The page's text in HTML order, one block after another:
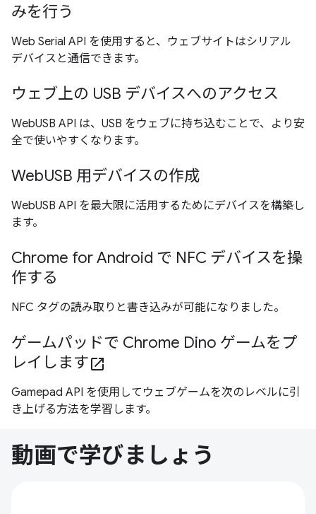
みを行う
Web Serial API を使用すると、ウェブサイトはシリアル
デバイスと通信できます。
ウェブ上の USB デバイスへのアクセス
WebUSB API は、USB をウェブに持ち込むことで、より安
全で使いやすくなります。
WebUSB 用デバイスの作成
WebUSB API を最大限に活用するためにデバイスを構築し
ます。
Chrome for Android で NFC デバイスを操
作する
NFC タグの読み取りと書き込みが可能になりました。
ゲームパッドで Chrome Dino ゲームをプ
レイしますopen_in_new
Gamepad API を使用してウェブゲームを次のレベルに引
き上げる方法を学習します。
動画で学びましょう